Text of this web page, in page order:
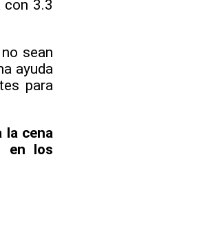
con 3.3
sean
ayuda
para
la cena
en los